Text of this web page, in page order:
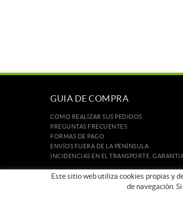
GUIA DE COMPRA
COMO REALIZAR SUS PEDIDOS
PREGUNTAS FRECUENTES
FORMAS DE PAGO
ENVÍOS FUERA DE LA PENÍNSULA
INCIDENCIAS EN EL TRANSPORTE,
INICIO
Este sitio web utiliza cookies propias y
de navegación.